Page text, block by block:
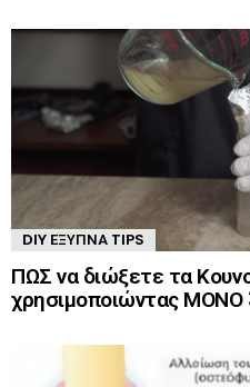
DIY ΈΞΥΠΝΑ TIPS
ΠΩΣ να διώξετε τα
χρησιμοποιώντας ΜΟΝΟ